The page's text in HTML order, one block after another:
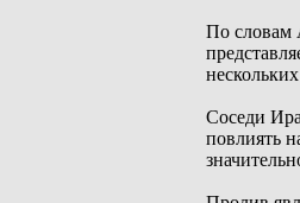
По словам
Соседи
повлиять